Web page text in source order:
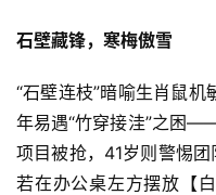
石壁藏锋，寒梅傲雪
“石壁连枝”暗喻生肖鼠
年易遇“竹穿接洼”之困
项目被抢，41岁则警惕团
若在办公桌左方摆放【